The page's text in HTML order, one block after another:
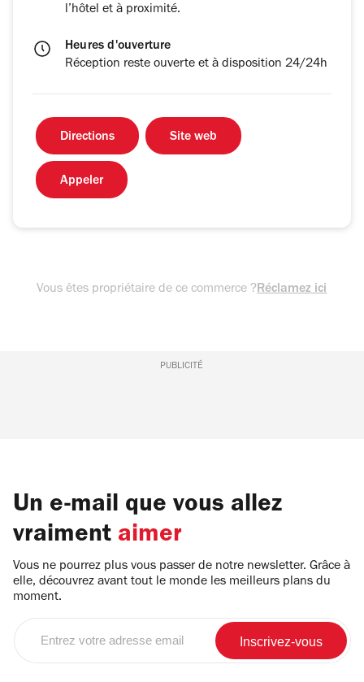
l’hôtel et à proximité.
Heures d'ouverture
Réception reste ouverte et à disposition 24/24h
Directions Site web
Appeler
Vous êtes propriétaire de ce commerce ?Réclamez ici
PUBLICITÉ
Un e-mail que vous allez
vraiment aimer
Vous ne pourrez plus vous passer de notre newsletter. Grâce à
elle, découvrez avant tout le monde les meilleurs plans du
moment.